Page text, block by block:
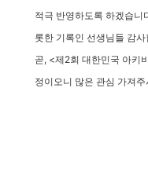
적극 반영하도록 하겠습니
롯한 기록인 선생님들 감
곧, <제2회 대한민국 아키
정이오니 많은 관심 가져